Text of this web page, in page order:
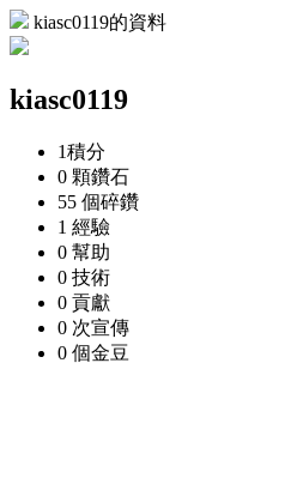
kiasc0119的資料
kiasc0119
1積分
0 顆鑽石
55 個碎鑽
1 經驗
0 幫助
0 技術
0 貢獻
0 次宣傳
0 個金豆